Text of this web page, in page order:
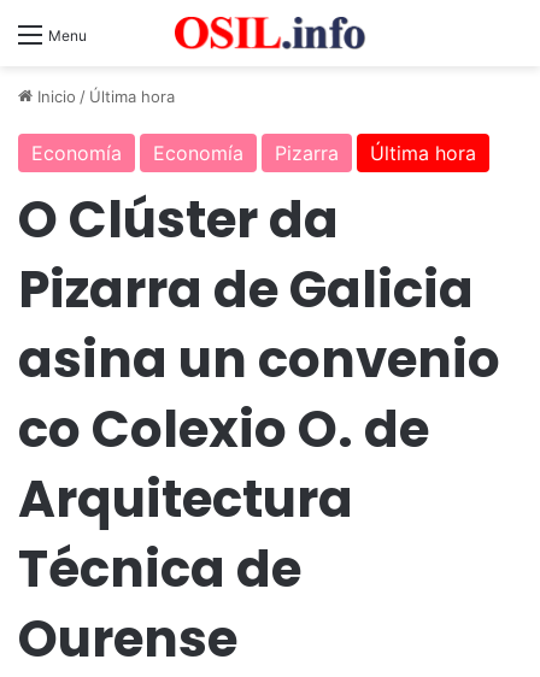
Menu
Inicio / Última hora
Economía Economía Pizarra Última hora
O Clúster da
Pizarra de Galicia
asina un convenio
co Colexio O. de
Arquitectura
Técnica de
Ourense